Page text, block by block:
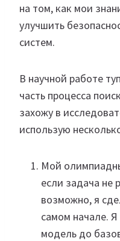
на том, как мои
улучшить
систем.
В научной работе
часть процесса
захожу в
использую
Мой
если задача не
возможно, я
самом начале. Я
модель до